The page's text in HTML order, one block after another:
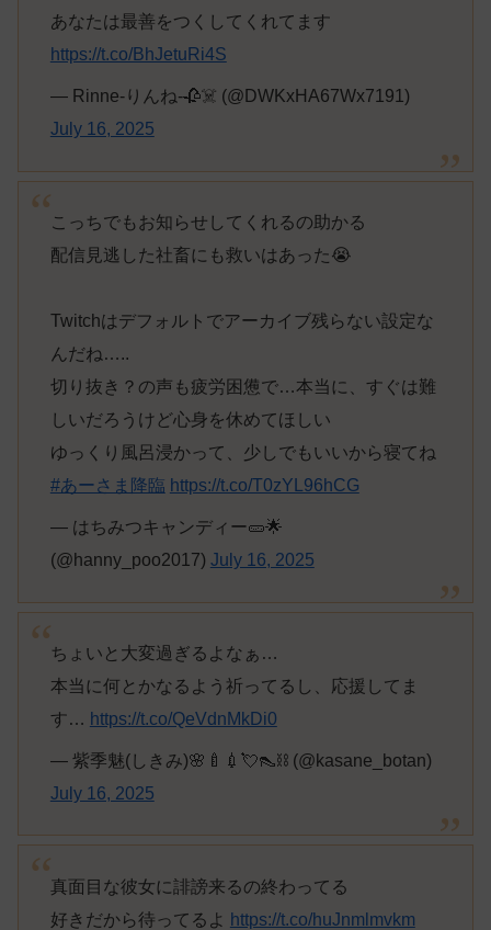
あなたは最善をつくしてくれてます
https://t.co/BhJetuRi4S
— Rinne-りんね-🥀☠️ (@DWKxHA67Wx7191)
July 16, 2025
こっちでもお知らせしてくれるの助かる
配信見逃した社畜にも救いはあった😭
Twitchはデフォルトでアーカイブ残らない設定な
んだね…..
切り抜き？の声も疲労困憊で…本当に、すぐは難
しいだろうけど心身を休めてほしい
ゆっくり風呂浸かって、少しでもいいから寝てね
#あーさま降臨 https://t.co/T0zYL96hCG
— はちみつキャンディー🥒🌟
(@hanny_poo2017) July 16, 2025
ちょいと大変過ぎるよなぁ…
本当に何とかなるよう祈ってるし、応援してま
す… https://t.co/QeVdnMkDi0
— 紫季魅(しきみ)🌸🍼💉💘👠⛓ (@kasane_botan)
July 16, 2025
真面目な彼女に誹謗来るの終わってる
好きだから待ってるよ
https://t.co/huJnmlmvkm